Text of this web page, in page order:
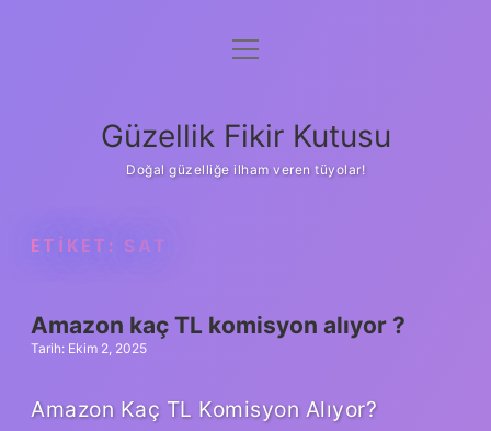
Anasayfa
Yasal Uyarı
menüyü
Güzellik Fikir Kutusu
Doğal güzelliğe ilham veren tüyolar!
ETIKET: SAT
Amazon kaç TL komisyon alıyor ?
Tarih: Ekim 2, 2025
Amazon Kaç TL Komisyon Alıyor?